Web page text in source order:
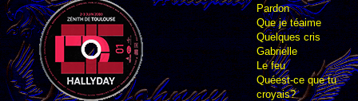
Pardon
Que je téaime
Quelques cris
Gabrielle
Le feu
Quéest-ce que tu
croyais?